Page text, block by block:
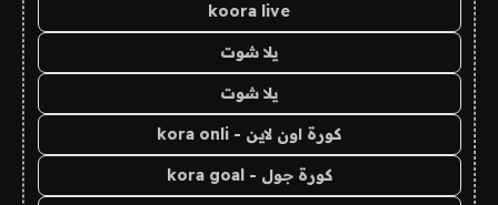
koora live
يلا شوت
يلا شوت
كورة اون لاين - kora onli
كورة جول - kora goal